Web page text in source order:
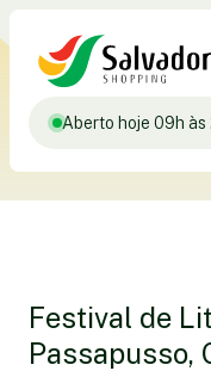
Aberto hoje 09h às
Festival de
Passapusso,